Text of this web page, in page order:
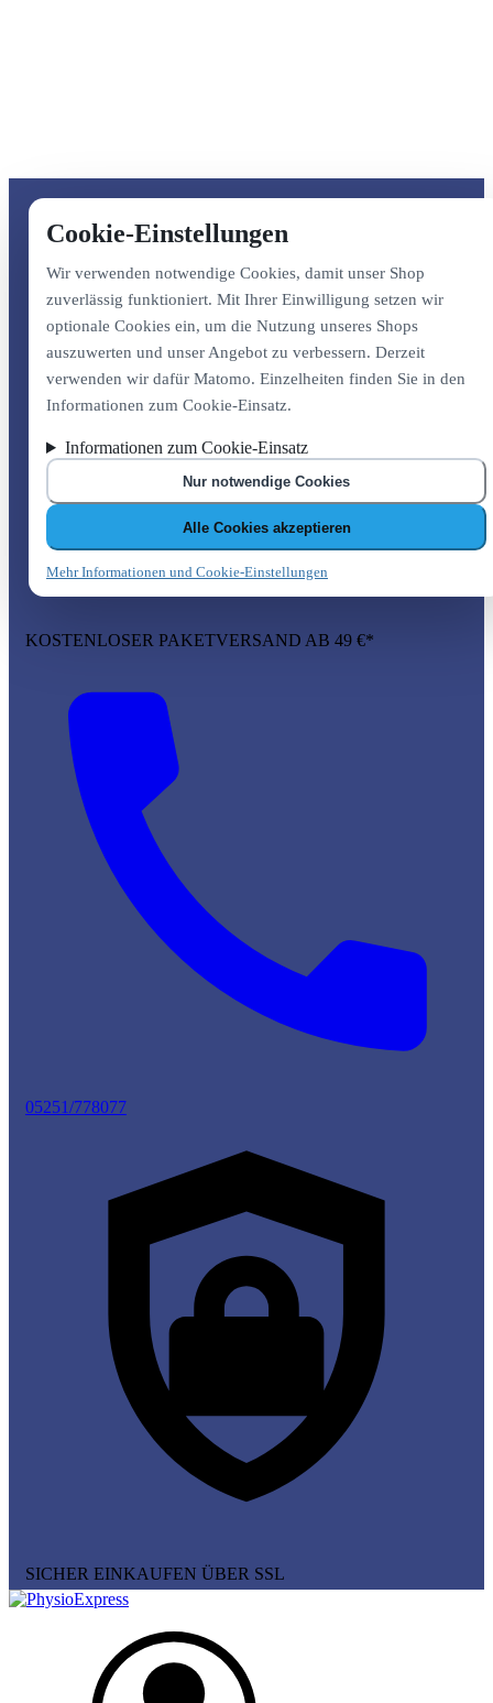
Cookie-Einstellungen
Wir verwenden notwendige Cookies, damit unser Shop
zuverlässig funktioniert. Mit Ihrer Einwilligung setzen wir
optionale Cookies ein, um die Nutzung unseres Shops
auszuwerten und unser Angebot zu verbessern. Derzeit
verwenden wir dafür Matomo. Einzelheiten finden Sie in den
Informationen zum Cookie-Einsatz.
Informationen zum Cookie-Einsatz
Nur notwendige Cookies
Alle Cookies akzeptieren
Mehr Informationen und Cookie-Einstellungen
KOSTENLOSER PAKETVERSAND AB 49 €*
05251/778077
SICHER EINKAUFEN ÜBER SSL